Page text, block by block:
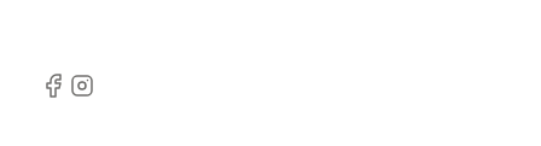
Facebook
Instagram